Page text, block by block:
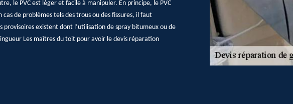
le PVC est léger et facile à manipuler. En principe, le PVC
cas de problèmes tels des trous ou des fissures, il faut
provisoires existent dont l’utilisation de spray bitumeux ou de
Les maîtres du toit pour avoir le devis réparation